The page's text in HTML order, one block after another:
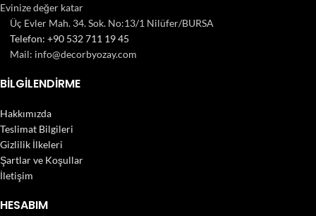
Evinize değer katar
Üç Evler Mah. 34. Sok. No:13/1 Nilüfer/BURSA
Telefon: +90 532 711 19 45
Mail: info@decorbyozay.com
BILGILENDIRME
Hakkımızda
Teslimat Bilgileri
Gizlilik İlkeleri
Şartlar ve Koşullar
İletişim
HESABIM